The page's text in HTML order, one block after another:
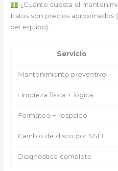
¿Cuánto cuesta el
Estos son precios
del equipo):
Servicio
Mantenimiento preventivo
Limpieza física + lógica
Formateo + respaldo
Cambio de disco por SSD
Diagnóstico completo